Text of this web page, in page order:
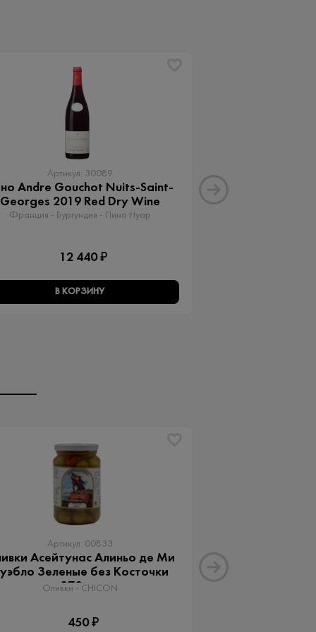
Артикул: 30089
Andre Gouchot Nuits-Saint-
Georges 2019 Red Dry Wine
Франция - Бургундия - Пино Нуар
12 440 ₽
В КОРЗИНУ
Артикул: 00833
Асейтунас Алиньо де Ми
Зеленые без Косточки
370 мл
Оливки - CHICON
450 ₽